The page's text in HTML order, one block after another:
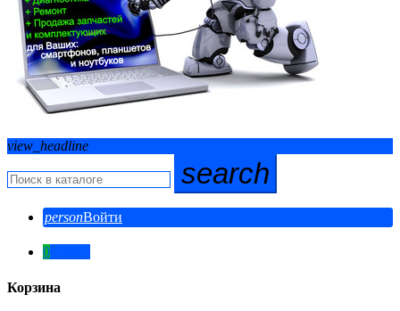
view_headline
search
personВойти
0
Корзина